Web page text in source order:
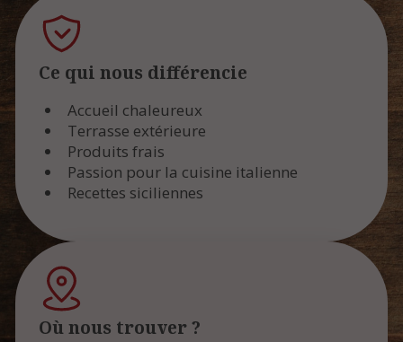
Ce qui nous différencie
Accueil chaleureux
Terrasse extérieure
Produits frais
Passion pour la cuisine italienne
Recettes siciliennes
Où nous trouver ?